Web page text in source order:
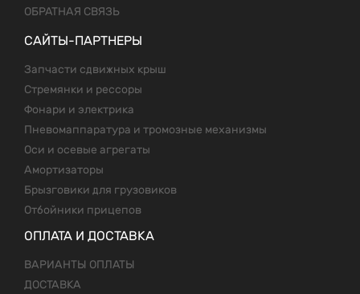
ОБРАТНАЯ СВЯЗЬ
САЙТЫ-ПАРТНЕРЫ
Запчасти сдвижных крыш
Стремянки и рессоры
Фонари и электрика
Пневомаппаратура и тромозные механизмы
Оси и осевые агрегаты
Амортизаторы
Брызговики для грузовиков
Отбойники прицепов
ОПЛАТА И ДОСТАВКА
ВАРИАНТЫ ОПЛАТЫ
ДОСТАВКА